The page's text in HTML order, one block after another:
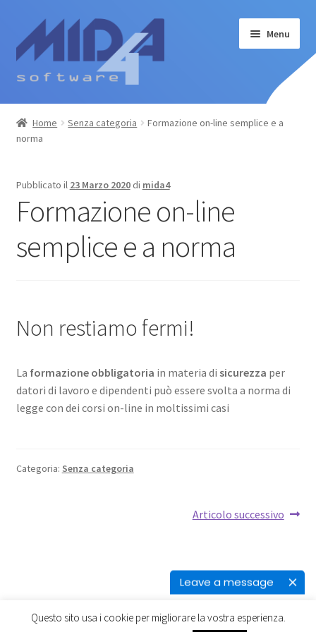
Leave a message
alla
navigazione
al
contenuto
Menu
Home
Software
Corsi
Il mio account
Home Senza categoria
Formazione on-line semplice e a
norma
Pubblicato il 23 Marzo 2020 di mida4
Formazione on-line
semplice e a norma
Non restiamo fermi!
La formazione obbligatoria in materia di sicurezza per
datori di lavoro e dipendenti può essere svolta a norma di
legge con dei corsi on-line in moltissimi casi
Categoria: Senza categoria
Articolo
Articolo successivo
Questo sito usa i cookie per migliorare la vostra esperienza.